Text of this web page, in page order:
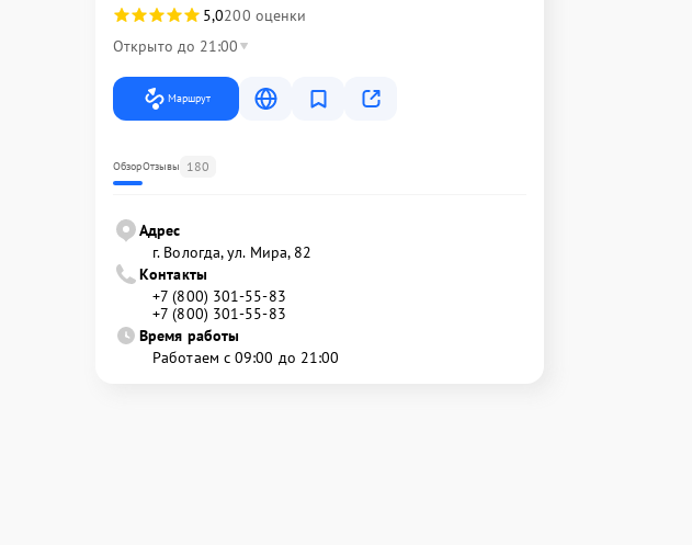
5,0200 оценки
Открыто до 21:00
Маршрут
ОбзорОтзывы 180
Адрес
г. Вологда, ул. Мира, 82
Контакты
+7 (800) 301-55-83
+7 (800) 301-55-83
Время работы
Работаем с 09:00 до 21:00